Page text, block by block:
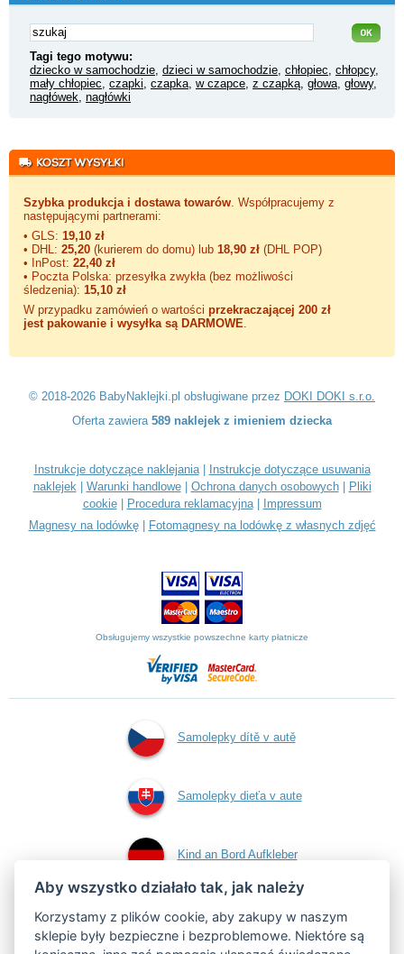
Tagi tego motywu:
dziecko w samochodzie dzieci w samochodzie chłopiec chłopcy,
mały chłopiec czapki czapka w czapce z czapką głowa głowy,
nagłówek nagłówki
Szybka produkcja i dostawa towarów . Współpracujemy z
następującymi partnerami:
• GLS: 19,10 zł
• DHL: 25,20 (kurierem do domu) lub 18,90 zł (DHL POP)
• InPost: 22,40 zł
• Poczta Polska: przesyłka zwykła (bez możliwości
śledzenia): 15,10 zł
W przypadku zamówień o wartości przekraczającej 200 zł
jest pakowanie i wysyłka są DARMOWE
© 2018-2026 BabyNaklejki.pl obsługiwane przez DOKI DOKI s.r.o.
Oferta zawiera 589 naklejek z imieniem dziecka
Instrukcje dotyczące naklejania|
Instrukcje dotyczące usuwania
naklejek| Warunki handlowe| Ochrona danych osobowych|
Pliki
cookie| Procedura reklamacyjna|
Impressum
Magnesy na lodówkę| Fotomagnesy na lodówkę z własnych zdjęć
Obsługujemy wszystkie powszechne karty płatnicze
Samolepky dítě v autě
Samolepky dieťa v aute
Kind an Bord Aufkleber
Naklejki dziecko w
Aby wszystko działało tak, jak należy
Korzystamy z plików cookie, aby zakupy w naszym
sklepie były bezpieczne i bezproblemowe. Niektóre są